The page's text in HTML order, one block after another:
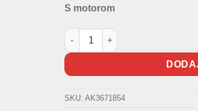
S motorom
Desni podizač prozora Renault
SKU: AK3671854